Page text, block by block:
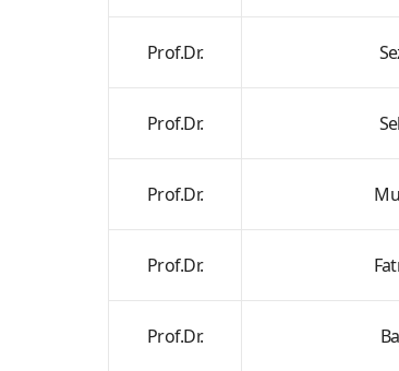
Prof.Dr.
Prof.Dr.
Prof.Dr.
Prof.Dr.
Prof.Dr.